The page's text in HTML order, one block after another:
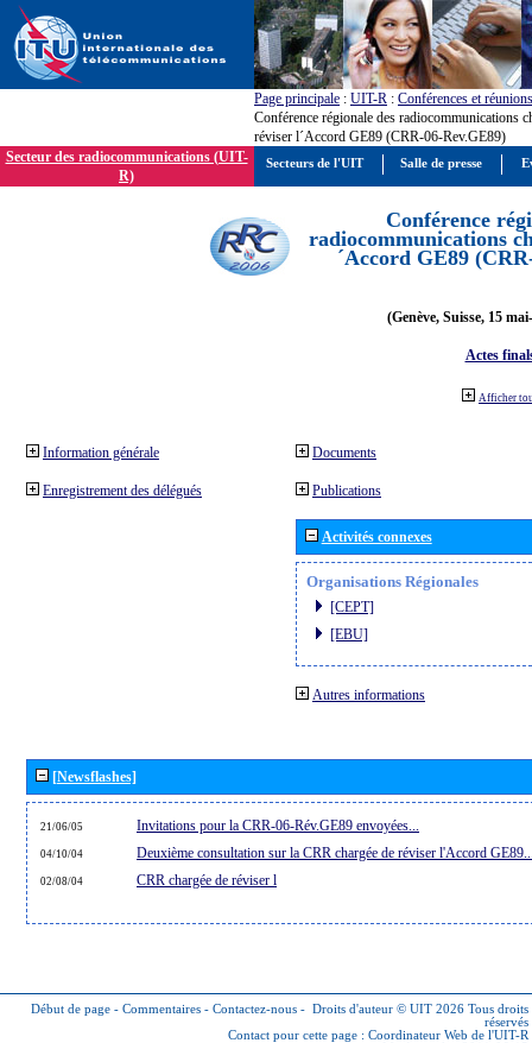
Page principale : UIT-R : Conférences et réunions
Conférence régionale des radiocommunications
réviser l´Accord GE89 (CRR-06-Rev.GE89)
Secteur des radiocommunications (UIT-
R)
Conférence
radiocommunications
´Accord GE89
(Genève, Suisse, 15
Actes
Afficher
Information générale
Enregistrement des délégués
Documents
Publications
Activités connexes
Organisations Régionales
[CEPT]
[EBU]
Autres informations
[Newsflashes]
21/06/05 Invitations pour la CRR-06-Rév.GE89 envoyées...
04/10/04 Deuxième consultation sur la CRR chargée de réviser l'Accord
02/08/04 CRR chargée de réviser l
Début de page - Commentaires - Contactez-nous - Droits d'auteur © UIT 2026 Tous droits
réservés
Contact pour cette page : Coordinateur Web de l'UIT-R
Secteurs de l'UIT Salle de presse